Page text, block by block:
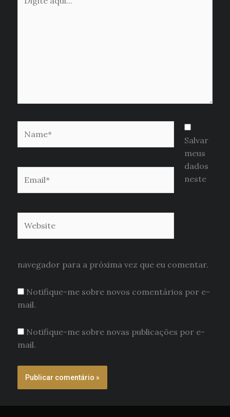
aqui...
Salvar
meus
dados
neste
navegador para a próxima vez que eu comentar.
Notifique-me sobre novos comentários por e-
mail.
Notifique-me sobre novas publicações por e-
mail.